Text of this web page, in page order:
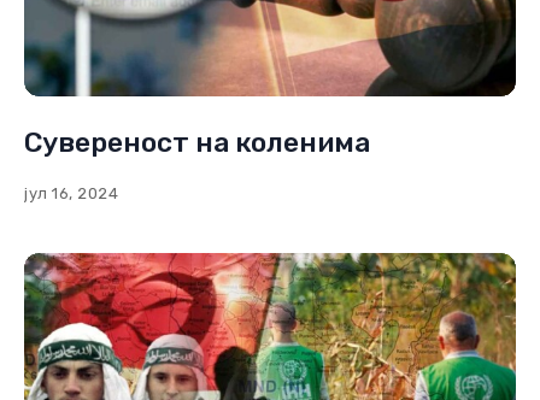
Сувереност на коленима
јул 16, 2024